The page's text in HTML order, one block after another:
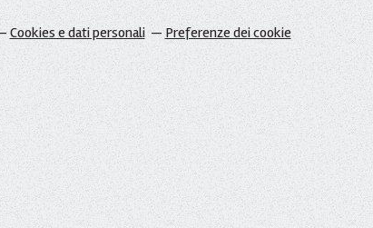
Cookies e dati personali Preferenze dei cookie